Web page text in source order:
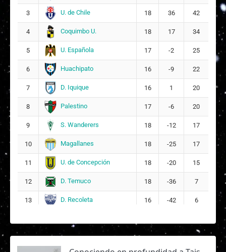
3 U. de Chile 18 36 42
4 Coquimbo U. 18 17 34
5 U. Española 17 -2 25
6 Huachipato 16 -9 22
7 D. Iquique 16 1 20
8 Palestino 17 -6 20
9 S. Wanderers 18 -12 17
10 Magallanes 18 -25 17
11 U. de Concepción 18 -20 15
12 D. Temuco 18 -36 7
13 D. Recoleta 16 -42 6